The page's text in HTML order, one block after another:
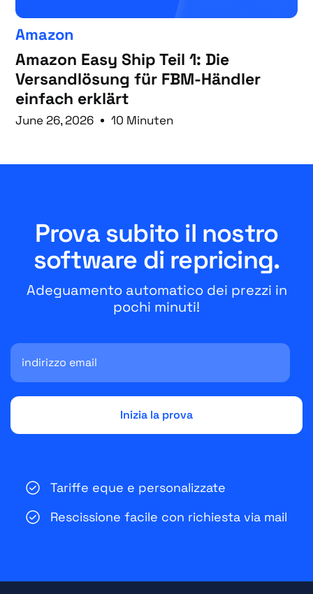
Amazon
Amazon Easy Ship Teil 1: Die
Versandlösung für FBM-Händler
einfach erklärt
June 26, 2026 10 Minuten
Prova subito il nostro
software di repricing.
Adeguamento automatico dei prezzi in
pochi minuti!
Tariffe eque e personalizzate
Rescissione facile con richiesta via mail